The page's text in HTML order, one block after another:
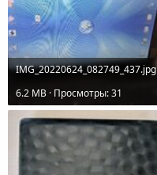
IMG_20220624_082749_437.jpg
6.2 MB · Просмотры: 31